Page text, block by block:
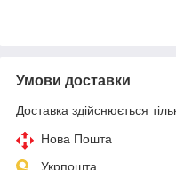
Умови доставки
Доставка здійснюється
Нова Пошта
Укрпошта